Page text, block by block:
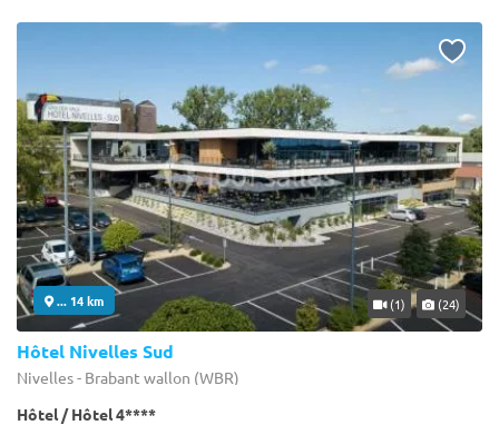
... 14 km (1) (24)
Hôtel Nivelles Sud
Nivelles - Brabant wallon (WBR)
Hôtel / Hôtel 4****